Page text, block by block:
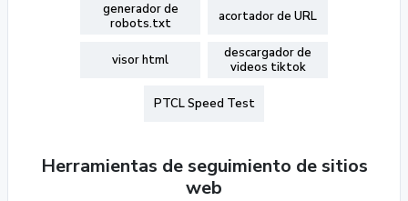
generador de
robots.txt
acortador de URL
visor html
descargador de
videos tiktok
PTCL Speed Test
Herramientas de seguimiento de sitios
web